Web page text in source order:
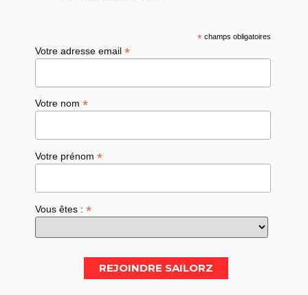
*champs obligatoires
Votre adresse email*
Votre nom*
Votre prénom*
Vous êtes :*